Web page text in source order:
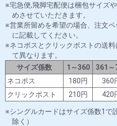
宅急便,飛脚宅配便は梱包サイズ
めさせていただきます。
営業所留めを希望の場合、注文ペ
に記載してください。
ネコポスとクリックポストの送
て異なります。
サイズ係数
1～360 361～
ネコポス
180円 360
クリックポスト
210円 420
シングルカードはサイズ係数1で
除く）